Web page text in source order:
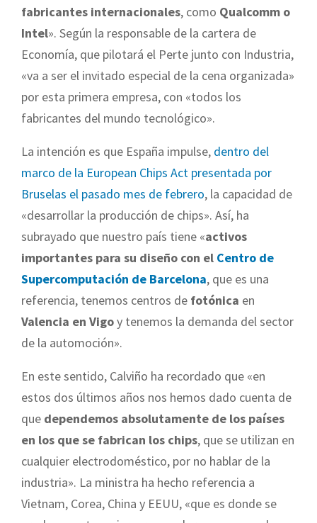
fabricantes internacionales, como Qualcomm o
Intel». Según la responsable de la cartera de
Economía, que pilotará el Perte junto con Industria,
«va a ser el invitado especial de la cena organizada»
por esta primera empresa, con «todos los
fabricantes del mundo tecnológico».
La intención es que España impulse, dentro del
marco de la European Chips Act presentada por
Bruselas el pasado mes de febrero, la capacidad de
«desarrollar la producción de chips». Así, ha
subrayado que nuestro país tiene «activos
importantes para su diseño con el Centro de
Supercomputación de Barcelona, que es una
referencia, tenemos centros de fotónica en
Valencia en Vigoy tenemos la demanda del sector
de la automoción».
En este sentido, Calviño ha recordado que «en
estos dos últimos años nos hemos dado cuenta de
que dependemos absolutamente de los países
en los que se fabrican los chips, que se utilizan en
cualquier electrodoméstico, por no hablar de la
industria». La ministra ha hecho referencia a
Vietnam, Corea, China y EEUU, «que es donde se